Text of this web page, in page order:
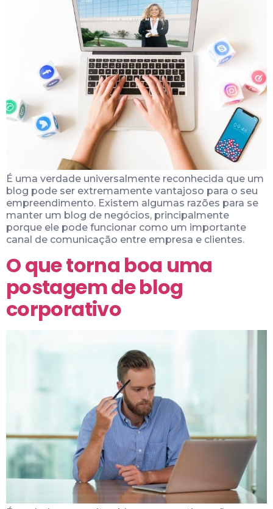
É uma verdade universalmente reconhecida que um
blog pode ser extremamente vantajoso para o seu
empreendimento. Existem algumas razões para se
manter um blog de negócios, principalmente
porque ele pode funcionar como um importante
canal de comunicação entre empresa e clientes.
O que torna boa uma
postagem de blog
corporativo